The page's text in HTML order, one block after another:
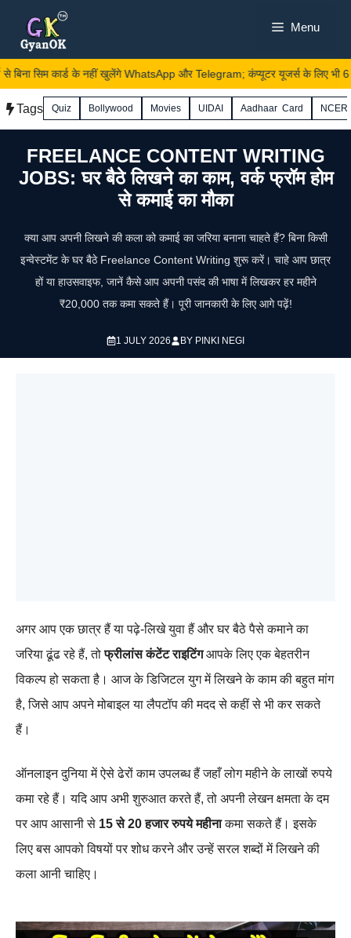
content
Menu
बिना सिम कार्ड के नहीं खुलेंगे WhatsApp और Telegram; कंप्यूटर यूजर्स के लिए भी 6
Tags Quiz Bollywood Movies UIDAI Aadhaar Card
FREELANCE CONTENT WRITING
JOBS: घर बैठे लिखने का काम, वर्क फ्रॉम होम
से कमाई का मौका
क्या आप अपनी लिखने की कला को कमाई का जरिया बनाना चाहते हैं? बिना किसी
इन्वेस्टमेंट के घर बैठे Freelance Content Writing शुरू करें। चाहे आप छात्र
हों या हाउसवाइफ, जानें कैसे आप अपनी पसंद की भाषा में लिखकर हर महीने
₹20,000 तक कमा सकते हैं। पूरी जानकारी के लिए आगे पढ़ें!
1 JULY 2026 BY PINKI NEGI
अगर आप एक छात्र हैं या पढ़े-लिखे युवा हैं और घर बैठे पैसे कमाने का
जरिया ढूंढ रहे हैं, तोफ्रीलांस कंटेंट राइटिंगआपके लिए एक बेहतरीन
विकल्प हो सकता है। आज के डिजिटल युग में लिखने के काम की बहुत मांग
है, जिसे आप अपने मोबाइल या लैपटॉप की मदद से कहीं से भी कर सकते
हैं।
ऑनलाइन दुनिया में ऐसे ढेरों काम उपलब्ध हैं जहाँ लोग महीने के लाखों रुपये
कमा रहे हैं। यदि आप अभी शुरुआत करते हैं, तो अपनी लेखन क्षमता के दम
पर आप आसानी से 15 से 20 हजार रुपये महीनाकमा सकते हैं। इसके
लिए बस आपको विषयों पर शोध करने और उन्हें सरल शब्दों में लिखने की
कला आनी चाहिए।